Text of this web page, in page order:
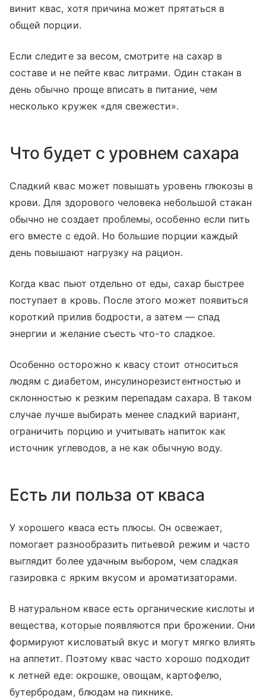
винит квас, хотя причина может прятаться в
общей порции.
Если следите за весом, смотрите на сахар в
составе и не пейте квас литрами. Один стакан в
день обычно проще вписать в питание, чем
несколько кружек «для свежести».
Что будет с уровнем сахара
Сладкий квас может повышать уровень глюкозы в
крови. Для здорового человека небольшой стакан
обычно не создает проблемы, особенно если пить
его вместе с едой. Но большие порции каждый
день повышают нагрузку на рацион.
Когда квас пьют отдельно от еды, сахар быстрее
поступает в кровь. После этого может появиться
короткий прилив бодрости, а затем — спад
энергии и желание съесть что-то сладкое.
Особенно осторожно к квасу стоит относиться
людям с диабетом, инсулинорезистентностью и
склонностью к резким перепадам сахара. В таком
случае лучше выбирать менее сладкий вариант,
ограничить порцию и учитывать напиток как
источник углеводов, а не как обычную воду.
Есть ли польза от кваса
У хорошего кваса есть плюсы. Он освежает,
помогает разнообразить питьевой режим и часто
выглядит более удачным выбором, чем сладкая
газировка с ярким вкусом и ароматизаторами.
В натуральном квасе есть органические кислоты и
вещества, которые появляются при брожении. Они
формируют кисловатый вкус и могут мягко влиять
на аппетит. Поэтому квас часто хорошо подходит
к летней еде: окрошке, овощам, картофелю,
бутербродам, блюдам на пикнике.